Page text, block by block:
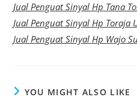
Jual Penguat Sinyal Hp Tana
Jual Penguat Sinyal Hp Toraja
Jual Penguat Sinyal Hp Wajo
YOU MIGHT ALSO LIKE